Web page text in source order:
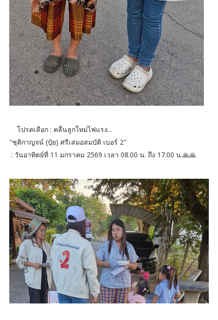
โปรดเลือก : คลื่นลูกใหม่ไฟแรง...
"ชุติกาญจน์ (ปุ๋ย) ศรีเสมอสมบัติ เบอร์ 2"
: วันอาทิตย์ที่ 11 มกราคม 2569 เวลา 08.00 น. ถึง 17.00 น.🙏🙏